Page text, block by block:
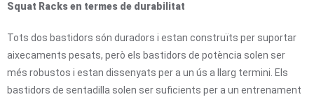
Squat Racks en termes de durabilitat
Tots dos bastidors són duradors i estan construïts per suportar
aixecaments pesats, però els bastidors de potència solen ser
més robustos i estan dissenyats per a un ús a llarg termini. Els
bastidors de sentadilla solen ser suficients per a un entrenament